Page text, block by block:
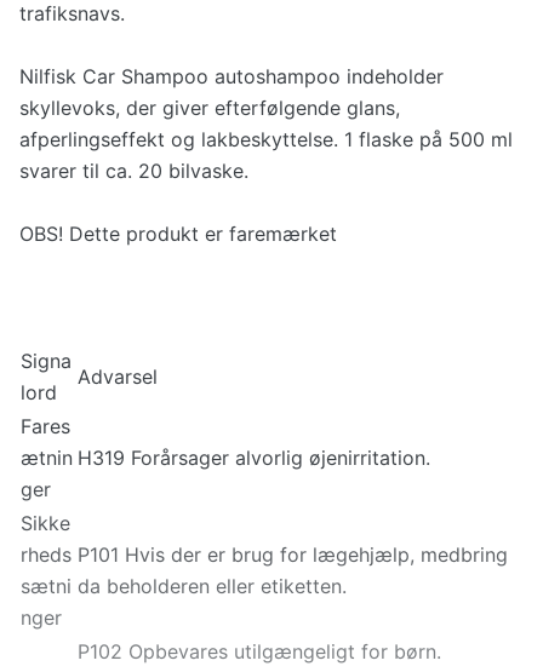
trafiksnavs.
Nilfisk Car Shampoo autoshampoo indeholder
skyllevoks, der giver efterfølgende glans,
afperlingseffekt og lakbeskyttelse. 1 flaske på 500 ml
svarer til ca. 20 bilvaske.
OBS! Dette produkt er faremærket
Signa
lord
Advarsel
Fares
ætnin
ger
H319 Forårsager alvorlig øjenirritation.
Sikke
rheds
sætni
nger
P101 Hvis der er brug for lægehjælp, medbring
da beholderen eller etiketten.
P102 Opbevares utilgængeligt for børn.